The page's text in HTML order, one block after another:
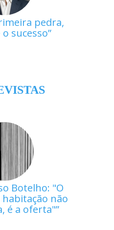
pedra,
sucesso
Botelho: "O
não
é a oferta"